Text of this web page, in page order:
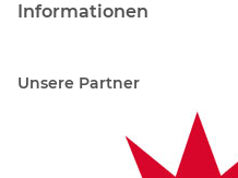
Informationen
Unsere Partner